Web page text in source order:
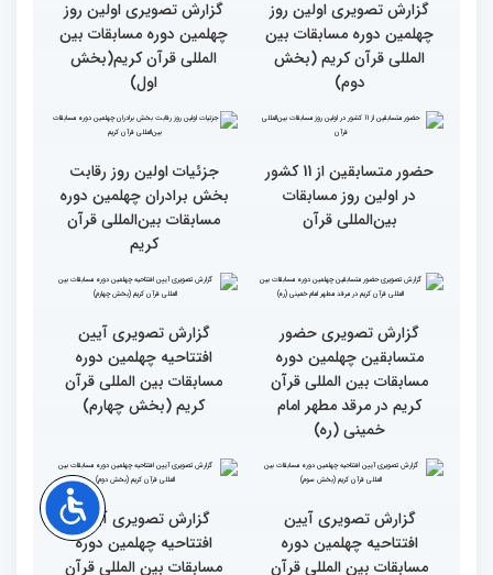
تشکیل نشست هماهنگی
هیئت داوران مسابقات
بین‌المللی قرآن در بخش
خواهران
گزارش تصویری نشست
توجیهی داوران ویژه
خواهران چهلمین دوره
مسابقات بین المللی قرآن
کریم
گزارش تصویری اولین روز
چهلمین دوره مسابقات بین
دوم)
گزارش تصویری اولین روز
چهلمین دوره مسابقات بین
المللی قرآن کریم(بخش
اول)
حضور متسابقین از 11 کشور
در اولین روز مسابقات
بین‌المللی قرآن
جزئیات اولین روز رقابت
بخش برادران چهلمین دوره
مسابقات بین‌المللی قرآن
گزارش تصویری حضور
متسابقین چهلمین دوره
گزارش تصویری آیین
افتتاحیه چهلمین دوره